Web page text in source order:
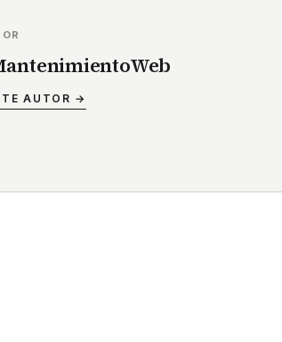
AUTOR →